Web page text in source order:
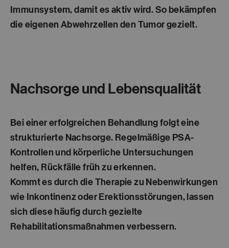
Immunsystem, damit es aktiv wird. So bekämpfen
die eigenen Abwehrzellen den Tumor gezielt.
Nachsorge und Lebensqualität
Bei einer erfolgreichen Behandlung folgt eine
strukturierte Nachsorge. Regelmäßige PSA-
Kontrollen und körperliche Untersuchungen
helfen, Rückfälle früh zu erkennen.
Kommt es durch die Therapie zu Nebenwirkungen
wie Inkontinenz oder Erektionsstörungen, lassen
sich diese häufig durch gezielte
Rehabilitationsmaßnahmen verbessern.